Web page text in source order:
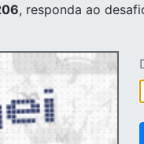
, responda ao